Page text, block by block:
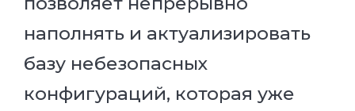
наполнять и актуализировать
базу небезопасных
конфигураций, которая уже